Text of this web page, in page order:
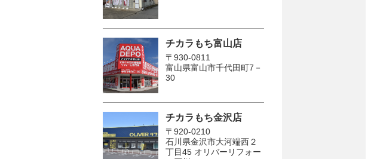
チカラもち富山店
〒930-0811
富山県富山市千代田町7－
30
チカラもち金沢店
〒920-0210
石川県金沢市大河端西２
丁目45 オリバーリフォー